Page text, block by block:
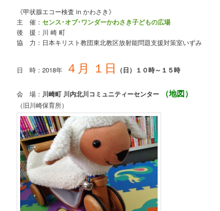
《甲状腺エコー検査 in かわさき》
主 催：センス･オブ･ワンダーかわさき子どもの広場
後 援：川 崎 町
協 力：日本キリスト教団東北教区放射能問題支援対策室いずみ
日 時：2018年 ４月 １日 （日）１０時～１５時
会 場： 川崎町 川内北川コミュニティーセンター （地図）
（旧川崎保育所）